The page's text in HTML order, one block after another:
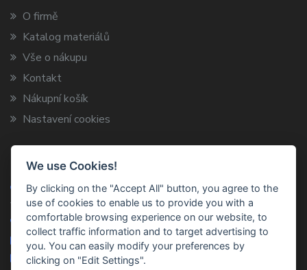
O firmě
Katalog materiálů
Vše o nákupu
Kontakt
Nákupní košík
Nastavení cookies
Kontaktní informace
Jiří Svoboda - LIRA
V jezírkách 1547/20, 149 00 Praha-Chodov
+420 602 567 788
info@lira-praha.cz
+420 491 424 705
We use Cookies!
By clicking on the "Accept All" button, you agree to the
use of cookies to enable us to provide you with a
comfortable browsing experience on our website, to
collect traffic information and to target advertising to
you. You can easily modify your preferences by
clicking on "Edit Settings".